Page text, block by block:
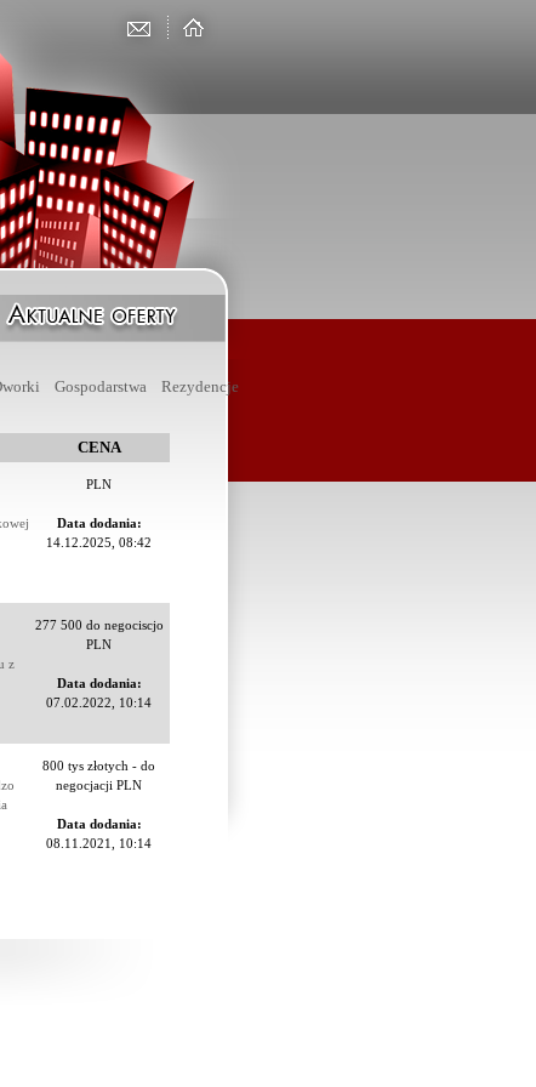
Gospodarstwa Rezydencje
CENA
PLN
Data dodania:
14.12.2025, 08:42
z
277 500 do negociscjo
PLN
Data dodania:
07.02.2022, 10:14
800 tys złotych - do
negocjacji PLN
Data dodania:
08.11.2021, 10:14